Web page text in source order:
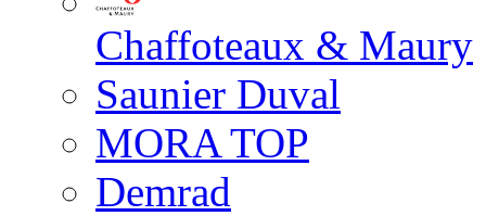
Chaffoteaux & Maury
Saunier Duval
MORA TOP
Demrad